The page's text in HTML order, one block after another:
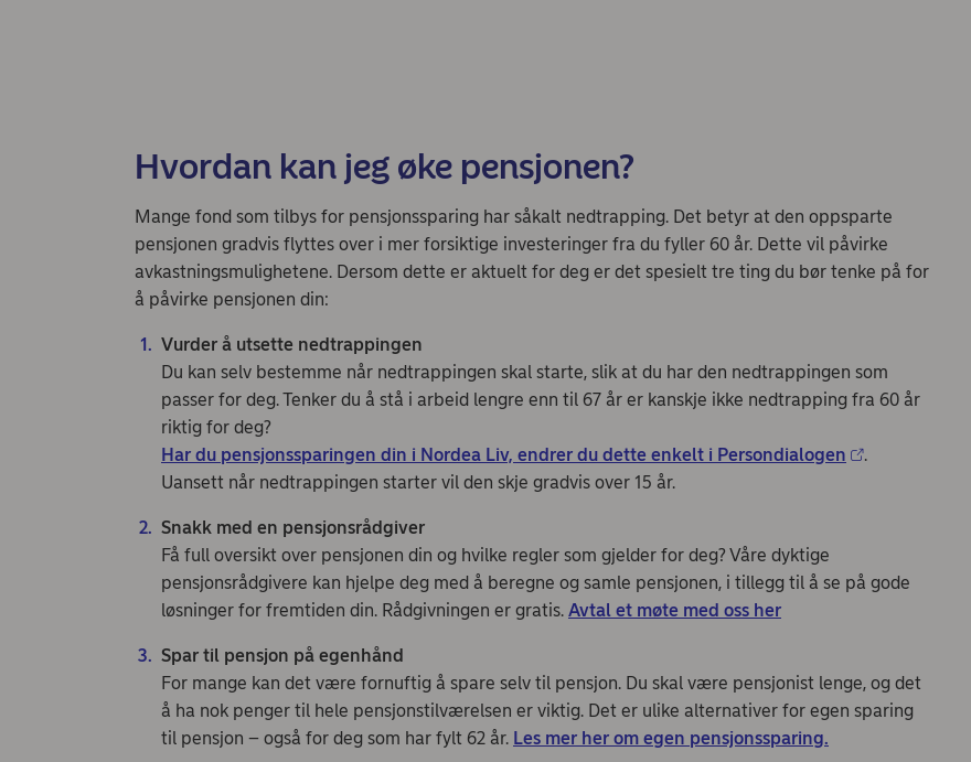
Hvordan kan jeg øke pensjonen?
Mange fond som tilbys for pensjonssparing har såkalt nedtrapping. Det betyr at den oppsparte
pensjonen gradvis flyttes over i mer forsiktige investeringer fra du fyller 60 år. Dette vil påvirke
avkastningsmulighetene. Dersom dette er aktuelt for deg er det spesielt tre ting du bør tenke på for
å påvirke pensjonen din:
Vurder å utsette nedtrappingen
Du kan selv bestemme når nedtrappingen skal starte, slik at du har den nedtrappingen som
passer for deg. Tenker du å stå i arbeid lengre enn til 67 år er kanskje ikke nedtrapping fra 60 år
riktig for deg?
Har du pensjonssparingen din i Nordea Liv, endrer du dette enkelt i Persondialogen
.
Uansett når nedtrappingen starter vil den skje gradvis over 15 år.
Snakk med en pensjonsrådgiver
Få full oversikt over pensjonen din og hvilke regler som gjelder for deg? Våre dyktige
pensjonsrådgivere kan hjelpe deg med å beregne og samle pensjonen, i tillegg til å se på gode
løsninger for fremtiden din. Rådgivningen er gratis. Avtal et møte med oss her
Spar til pensjon på egenhånd
For mange kan det være fornuftig å spare selv til pensjon. Du skal være pensjonist lenge, og det
å ha nok penger til hele pensjonstilværelsen er viktig. Det er ulike alternativer for egen sparing
til pensjon – også for deg som har fylt 62 år. Les mer her om egen pensjonssparing.